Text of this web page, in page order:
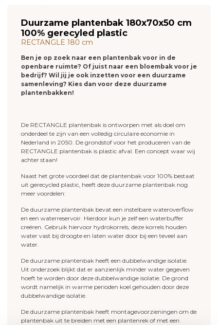
Duurzame plantenbak 180x70x50 cm
100% gerecyled plastic
RECTANGLE 180 cm
Ben je op zoek naar een plantenbak voor in de
openbare ruimte? Of juist naar een bloembak voor je
bedrijf? Wil jij je ook inzetten voor een duurzame
samenleving? Kies dan voor deze duurzame
plantenbakken!
De RECTANGLE plantenbak is ontworpen met als doel om
onderdeel te zijn van een volledig circulaire economie in
Nederland in 2050. De grondstof voor het produceren van de
RECTANGLE plantenbak is plastic afval. Een concept waar wij
achter staan!
Naast het grote voordeel dat de plantenbak voor 100% bestaat
uit gerecycled plastic, heeft deze duurzame plantenbak nog
meer voordelen:
De duurzame plantenbak bevat een instelbare wateroverflow
en een waterreservoir. Hierdoor kun je zelf een waterbuffer
creëren. Gebruik hiervoor hydrokorrels, deze korrels houden
water vast bij droogte en laten water door bij een teveel aan
water.
De duurzame plantenbak heeft een dubbelwandige isolatie.
Uit onderzoek blijkt dat er aanzienlijk minder water gegeven
hoeft te worden door deze dubbelwandige isolatie. De grond
wordt namelijk in warme perioden koel gehouden door deze
dubbelwandige isolatie.
De duurzame plantenbak heeft montagevoorzieningen om de
plantenbak uit te breiden met een plantenrek of met een